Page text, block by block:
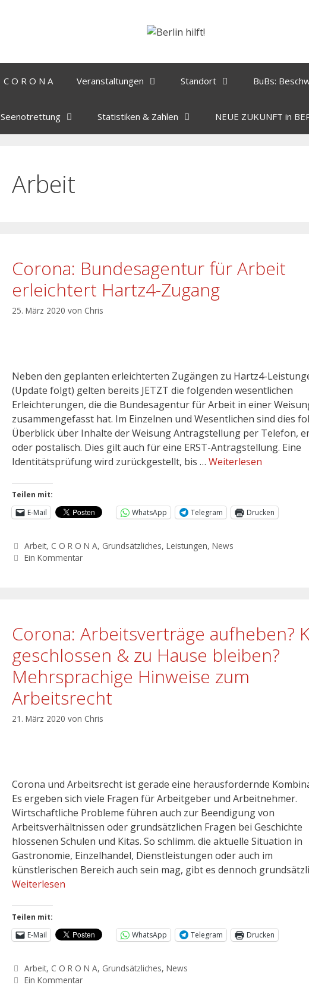
C O R O N A Veranstaltungen Standort BuBs:
Seenotrettung Statistiken & Zahlen NEUE ZUKUNFT in
Arbeit
Corona: Bundesagentur für Arbeit
erleichtert Hartz4-Zugang
25. März 2020 von Chris
Neben den geplanten erleichterten Zugängen zu Hartz4-
(Update folgt) gelten bereits JETZT die folgenden wesentlichen
Erleichterungen, die die Bundesagentur für Arbeit in einer
zusammengefasst hat. Im Einzelnen und Wesentlichen sind dies
Überblick über Inhalte der Weisung Antragstellung per Telefon,
oder postalisch. Dies gilt auch für eine ERST-Antragstellung. Eine
Identitätsprüfung wird zurückgestellt, bis … Weiterlesen
Teilen mit:
E-Mail
WhatsApp Telegram Drucken
Arbeit, C O R O N A, Grundsätzliches,Leistungen,News
Ein Kommentar
Corona: Arbeitsverträge aufheben?
geschlossen & zu Hause bleiben?
Mehrsprachige Hinweise zum
Arbeitsrecht
21. März 2020 von Chris
Corona und Arbeitsrecht ist gerade eine herausfordernde
Es ergeben sich viele Fragen für Arbeitgeber und Arbeitnehmer.
Wirtschaftliche Probleme führen auch zur Beendigung von
Arbeitsverhältnissen oder grundsätzlichen Fragen bei Geschichte
hlossenen Schulen und Kitas. So schlimm. die aktuelle Situation in
Gastronomie, Einzelhandel, Dienstleistungen oder auch im
künstlerischen Bereich auch sein mag, gibt es dennoch
Weiterlesen
Teilen mit:
E-Mail
WhatsApp Telegram Drucken
Arbeit, C O R O N A, Grundsätzliches,News
Ein Kommentar